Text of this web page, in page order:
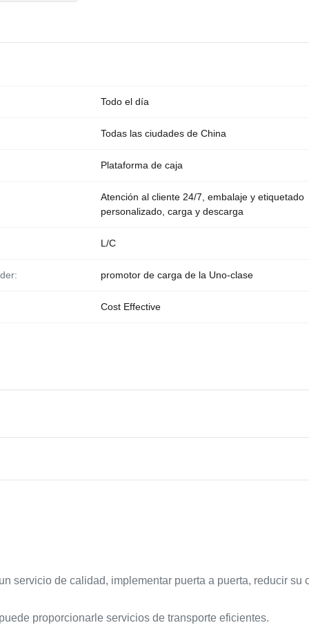
Todo el día
Todas las ciudades de China
Plataforma de caja
Atención al cliente 24/7, embalaje y etiquetado
personalizado, carga y descarga
L/C
promotor de carga de la Uno-clase
Cost Effective
servicio de calidad, implementar puerta a puerta, reducir su
proporcionarle servicios de transporte eficientes.